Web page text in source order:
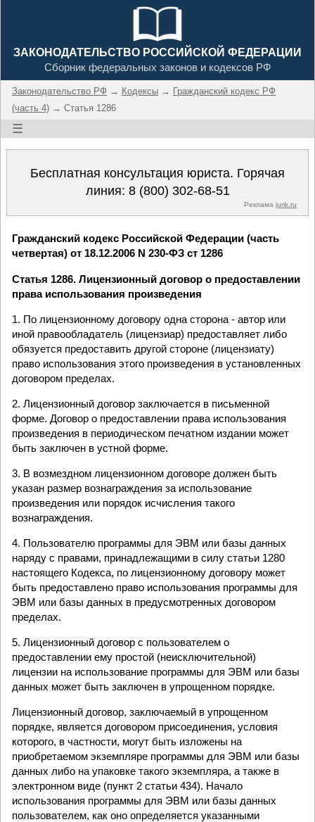
ЗАКОНОДАТЕЛЬСТВО РОССИЙСКОЙ ФЕДЕРАЦИИ
Сборник федеральных законов и кодексов РФ
Законодательство РФ → Кодексы → Гражданский кодекс РФ
(часть 4) → Статья 1286
☰
Бесплатная консультация юриста. Горячая
линия: 8 (800) 302-68-51
Реклама jurik.ru
Гражданский кодекс Российской Федерации (часть
четвертая) от 18.12.2006 N 230-ФЗ ст 1286
Статья 1286. Лицензионный договор о предоставлении
права использования произведения
1. По лицензионному договору одна сторона - автор или
иной правообладатель (лицензиар) предоставляет либо
обязуется предоставить другой стороне (лицензиату)
право использования этого произведения в установленных
договором пределах.
2. Лицензионный договор заключается в письменной
форме. Договор о предоставлении права использования
произведения в периодическом печатном издании может
быть заключен в устной форме.
3. В возмездном лицензионном договоре должен быть
указан размер вознаграждения за использование
произведения или порядок исчисления такого
вознаграждения.
4. Пользователю программы для ЭВМ или базы данных
наряду с правами, принадлежащими в силу статьи 1280
настоящего Кодекса, по лицензионному договору может
быть предоставлено право использования программы для
ЭВМ или базы данных в предусмотренных договором
пределах.
5. Лицензионный договор с пользователем о
предоставлении ему простой (неисключительной)
лицензии на использование программы для ЭВМ или базы
данных может быть заключен в упрощенном порядке.
Лицензионный договор, заключаемый в упрощенном
порядке, является договором присоединения, условия
которого, в частности, могут быть изложены на
приобретаемом экземпляре программы для ЭВМ или базы
данных либо на упаковке такого экземпляра, а также в
электронном виде (пункт 2 статьи 434). Начало
использования программы для ЭВМ или базы данных
пользователем, как оно определяется указанными